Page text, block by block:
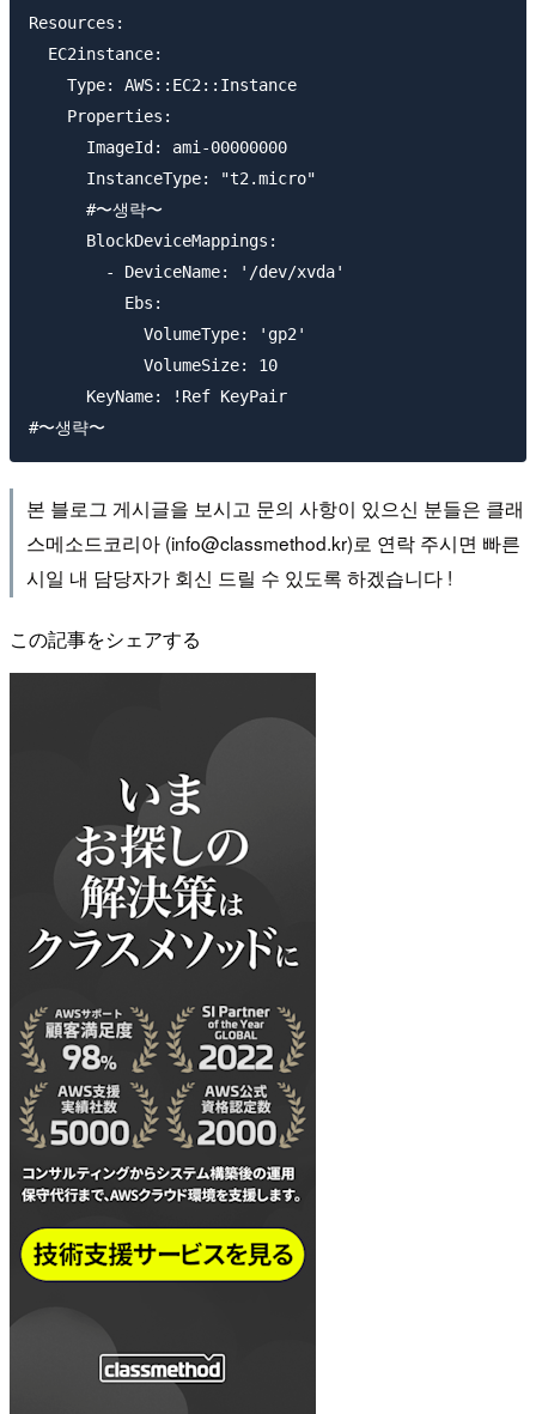
Resources:
  EC2instance:
    Type: AWS::EC2::Instance
    Properties:
      ImageId: ami-00000000
      InstanceType: "t2.micro"
      #〜생략〜
      BlockDeviceMappings:
        - DeviceName: '/dev/xvda'
          Ebs:
            VolumeType: 'gp2'
            VolumeSize: 10
      KeyName: !Ref KeyPair
본 블로그 게시글을 보시고 문의 사항이 있으신 분들은 클래
스메소드코리아 (info@classmethod.kr)로 연락 주시면 빠른
시일 내 담당자가 회신 드릴 수 있도록 하겠습니다 !
この記事をシェアする